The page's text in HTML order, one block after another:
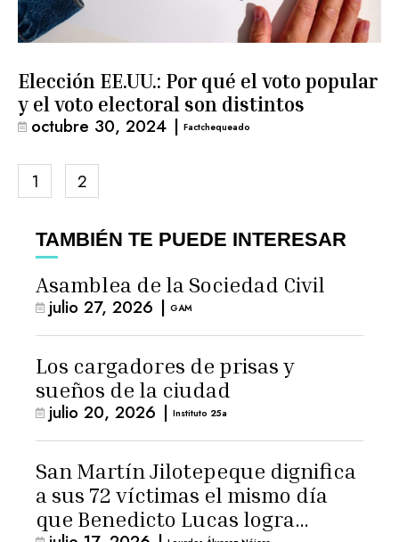
Elección EE.UU.: Por qué el voto popular
y el voto electoral son distintos
octubre 30, 2024 | Factchequeado
1 2
TAMBIÉN TE PUEDE INTERESAR
Asamblea de la Sociedad Civil
julio 27, 2026 | GAM
Los cargadores de prisas y
sueños de la ciudad
julio 20, 2026 | Instituto 25a
San Martín Jilotepeque dignifica
a sus 72 víctimas el mismo día
que Benedicto Lucas logra